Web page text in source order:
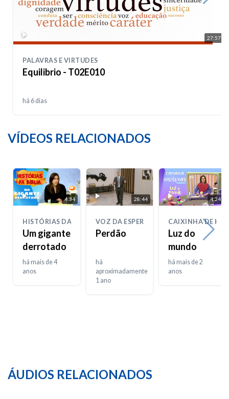
27:57
PALAVRAS E VIRTUDES
Equilibrio - T02E010
há 6 dias
VÍDEOS RELACIONADOS
4:34
HISTÓRIAS DA BIBLIA
Um gigante
derrotado
há mais de 4
anos
28:44
VOZ DA ESPERANÇA
Perdão
há
aproximadamente
1 ano
4:24
CAIXINHA DE
Luz do
mundo
há mais de 2
anos
ÁUDIOS RELACIONADOS